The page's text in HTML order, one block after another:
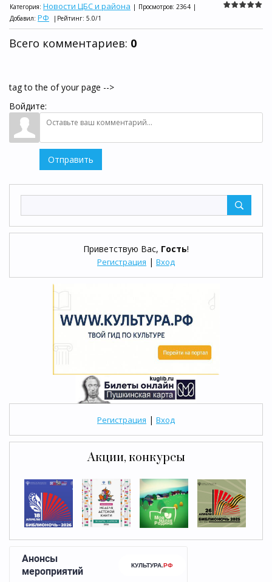
Приветствую Вас, Гость!
Регистрация | Вход
Регистрация | Вход
Акции, конкурсы
Категория: Новости ЦБС и района | Просмотров: 2364 |
Добавил: РФ | Рейтинг: 5.0/1
Всего комментариев: 0
tag to the of your page -->
Войдите:
Отправить